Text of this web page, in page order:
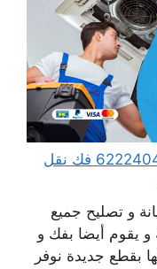
فني تكييف مركزي هندي الكويت 62224041 فك نقل
و تصليح جميع
و يقوم أيضا بفك و
بقطع جديدة نوفر